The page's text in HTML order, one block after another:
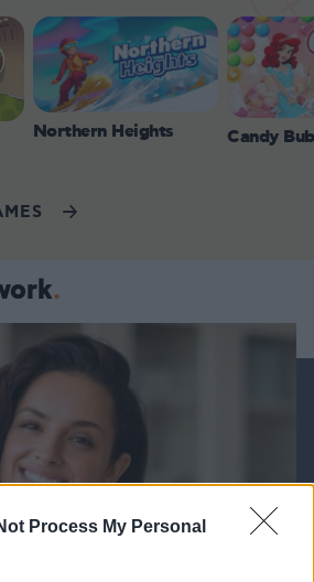
Process My Personal
Northern Heights Candy